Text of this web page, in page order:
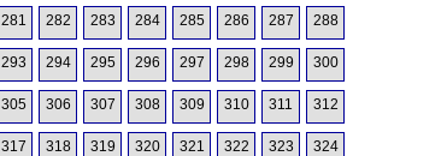
281 282 283 284 285 286 287 288
293 294 295 296 297 298 299 300
305 306 307 308 309 310 311 312
317 318 319 320 321 322 323 324